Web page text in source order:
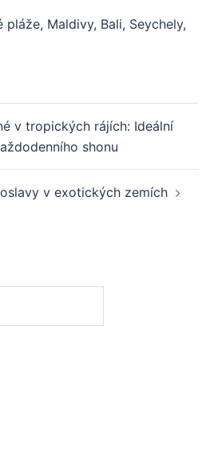
Maldivy, Bali, Seychely,
v tropických rájích: Ideální
shonu
v exotických zemích